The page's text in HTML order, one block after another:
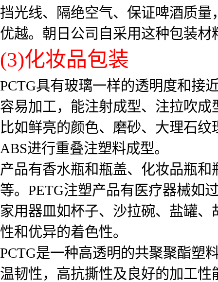
挡光线、隔绝空气、保证啤酒质
优越。朝日公司自采用这种包装材
(3)化妆品包装
PCTG具有玻璃一样的透明度和接
容易加工，能注射成型、注拉吹
比如鲜亮的颜色、磨砂、大理石
ABS进行重叠注塑料成型。
产品有香水瓶和瓶盖、化妆品瓶
等。PETG注塑产品有医疗器械如
家用器皿如杯子、沙拉碗、盐罐
性和优异的着色性。
PCTG是一种高透明的共聚聚酯塑
温韧性，高抗撕性及良好的加工